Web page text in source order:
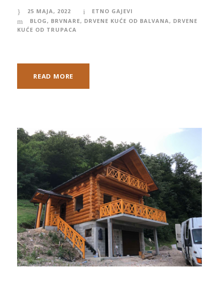
25 MAJA, 2022
ETNO GAJEVI
BLOG, BRVNARE, DRVENE KUĆE OD BALVANA, DRVENE
KUĆE OD TRUPACA
READ MORE